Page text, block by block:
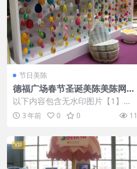
节日美陈
德福广场春节圣诞美陈美陈网站
(3)
以下内容包含无水印图片【1】张
，开通会员无障碍浏览 开通VIP会
员 3 年前 0 0 11
VIP